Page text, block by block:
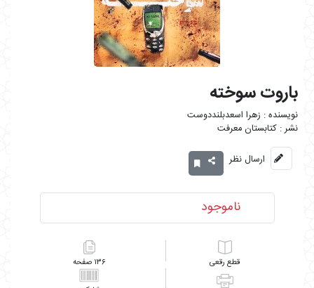
باروت سوخته
زهرا اسعدبلنددوست
کتابستان معرفت
ارسال نظر
ناموجود
رقعی ۱۳۶